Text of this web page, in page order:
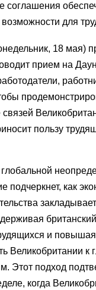
соглашения
для
18 мая)
прием на
пользу
подчеркнет, как
и повышая
Великобритании к
Этот подход
когда